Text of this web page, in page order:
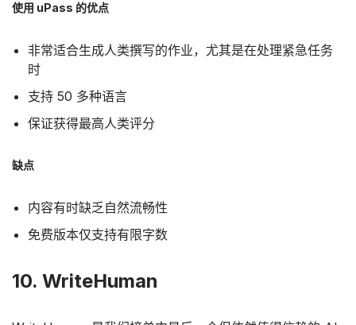
使用 uPass 的优点
非常适合生成人类撰写的作业，尤其是在处理紧急任务
时
支持 50 多种语言
保证获得最高人类评分
缺点
内容有时缺乏自然流畅性
免费版本仅支持有限字数
10. WriteHuman